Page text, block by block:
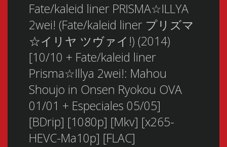
Fate/kaleid liner PRISMA☆ILLYA
2wei! (Fate/kaleid liner プリズマ
☆イリヤ ツヴァイ!) (2014)
[10/10 + Fate/kaleid liner
Prisma☆Illya 2wei!: Mahou
Shoujo in Onsen Ryokou OVA
01/01 + Especiales 05/05]
[BDrip] [1080p] [Mkv] [x265-
HEVC-Ma10p] [FLAC]